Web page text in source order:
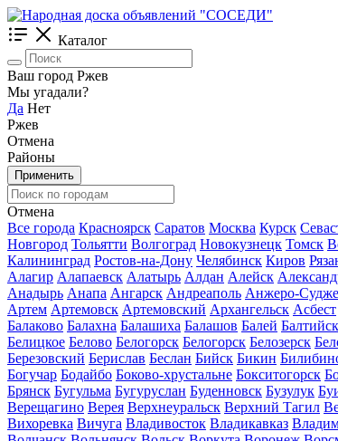
Каталог
Ваш город Ржев
Мы угадали?
Да Нет
Ржев
Отмена
Районы
Применить
Отмена
Все города Красноярск Саратов Москва Курск
Новгород Тольятти Волгоград Новокузнецк Томск
Калининград Ростов-на-Дону Челябинск Киров
Алагир Алапаевск Алатырь Алдан Алейск
Анадырь Анапа Ангарск Андреаполь Анжеро-
Артем Артемовск Артемовский Архангельск Асбест
Балаково Балахна Балашиха Балашов Балей Балтийск
Белицкое Белово Белогорск Белогорск Белозерск
Березовский Берислав Беслан Бийск Бикин
Богучар Бодайбо Боково-хрустальне Бокситогорск
Брянск Бугульма Бугуруслан Буденновск Бузулук
Верещагино Верея Верхнеуральск Верхний Тагил
Вихоревка Вичуга Владивосток Владикавказ